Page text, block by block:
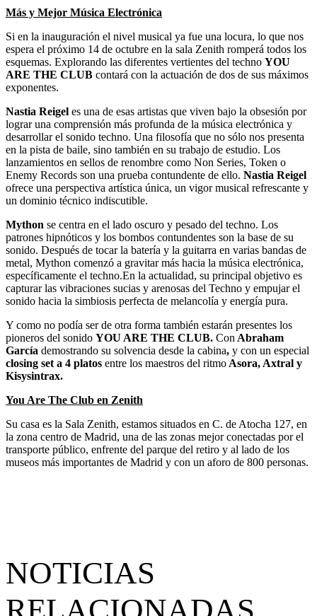
Más y Mejor Música Electrónica
Si en la inauguración el nivel musical ya fue una locura, lo que nos
espera el próximo 14 de octubre en la sala Zenith romperá todos los
esquemas. Explorando las diferentes vertientes del techno YOU
ARE THE CLUB contará con la actuación de dos de sus máximos
exponentes.
Nastia Reigel es una de esas artistas que viven bajo la obsesión por
lograr una comprensión más profunda de la música electrónica y
desarrollar el sonido techno. Una filosofía que no sólo nos presenta
en la pista de baile, sino también en su trabajo de estudio. Los
lanzamientos en sellos de renombre como Non Series, Token o
Enemy Records son una prueba contundente de ello. Nastia Reigel
ofrece una perspectiva artística única, un vigor musical refrescante y
un dominio técnico indiscutible.
Mython se centra en el lado oscuro y pesado del techno. Los
patrones hipnóticos y los bombos contundentes son la base de su
sonido. Después de tocar la batería y la guitarra en varias bandas de
metal, Mython comenzó a gravitar más hacia la música electrónica,
específicamente el techno.En la actualidad, su principal objetivo es
capturar las vibraciones sucias y arenosas del Techno y empujar el
sonido hacia la simbiosis perfecta de melancolía y energía pura.
Y como no podía ser de otra forma también estarán presentes los
pioneros del sonido YOU ARE THE CLUB. Con Abraham
García demostrando su solvencia desde la cabina, y con un especial
closing set a 4 platos entre los maestros del ritmo Asora, Axtral y
Kisysintrax.
You Are The Club en Zenith
Su casa es la Sala Zenith, estamos situados en C. de Atocha 127, en
la zona centro de Madrid, una de las zonas mejor conectadas por el
transporte público, enfrente del parque del retiro y al lado de los
museos más importantes de Madrid y con un aforo de 800 personas.
NOTICIAS